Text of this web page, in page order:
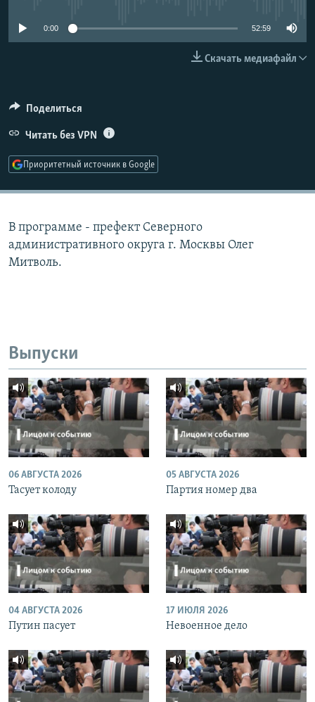
Все сайты РСЕ/РС
0:00 52:59
Скачать медиафайл
Поделиться
Читать без VPN
Приоритетный источник в Google
В программе - префект Северного
административного округа г. Москвы Олег
Митволь.
Выпуски
06 АВГУСТА 2026
Тасует колоду
05 АВГУСТА 2026
Партия номер два
04 АВГУСТА 2026
Путин пасует
17 ИЮЛЯ 2026
Невоенное дело